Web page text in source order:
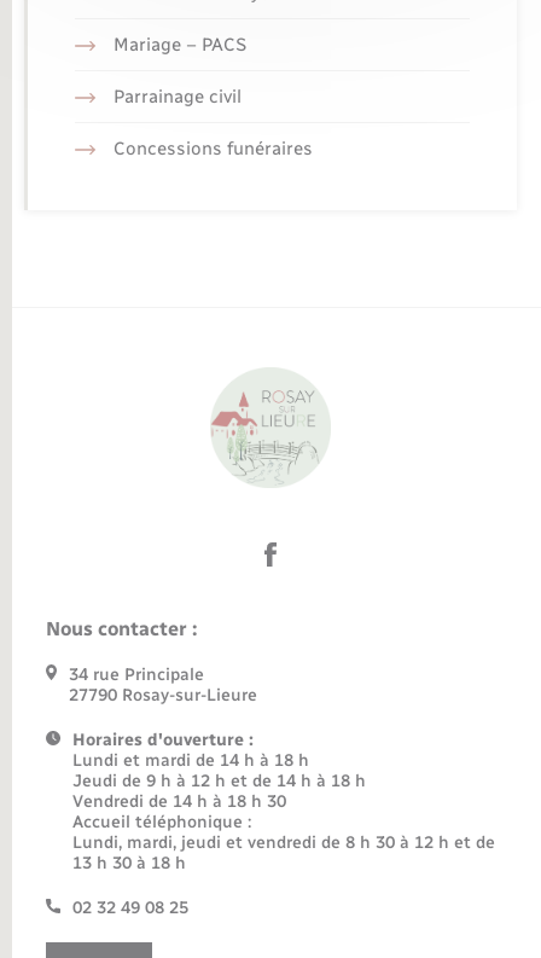
Mariage – PACS
Parrainage civil
Concessions funéraires
Nous contacter :
34 rue Principale
27790 Rosay-sur-Lieure
Horaires d'ouverture :
Lundi et mardi de 14 h à 18 h
Jeudi de 9 h à 12 h et de 14 h à 18 h
Vendredi de 14 h à 18 h 30
Accueil téléphonique :
Lundi, mardi, jeudi et vendredi de 8 h 30 à 12 h et de
13 h 30 à 18 h
02 32 49 08 25